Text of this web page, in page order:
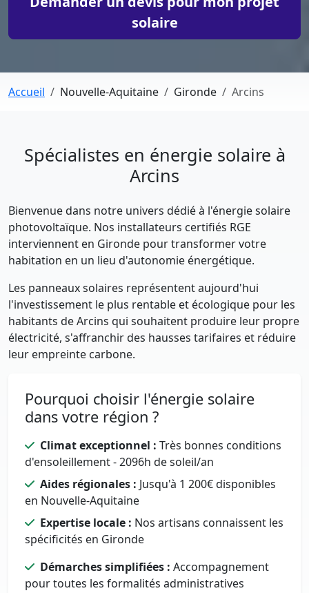
solaire
Accueil Nouvelle-Aquitaine Gironde Arcins
Spécialistes en énergie solaire à
Arcins
Bienvenue dans notre univers dédié à l'énergie solaire
photovoltaïque. Nos installateurs certifiés RGE
interviennent en Gironde pour transformer votre
habitation en un lieu d'autonomie énergétique.
Les panneaux solaires représentent aujourd'hui
l'investissement le plus rentable et écologique pour les
habitants de Arcins qui souhaitent produire leur propre
électricité, s'affranchir des hausses tarifaires et réduire
leur empreinte carbone.
Pourquoi choisir l'énergie solaire
dans votre région ?
Climat exceptionnel : Très bonnes conditions
d'ensoleillement - 2096h de soleil/an
Aides régionales : Jusqu'à 1 200€ disponibles
en Nouvelle-Aquitaine
Expertise locale : Nos artisans connaissent les
spécificités en Gironde
Démarches simplifiées : Accompagnement
pour toutes les formalités administratives